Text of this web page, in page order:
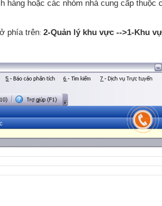
hàng hoặc các nhóm nhà cung cấp thuộc
phía trên: 2-Quản lý khu vực -->1-Khu